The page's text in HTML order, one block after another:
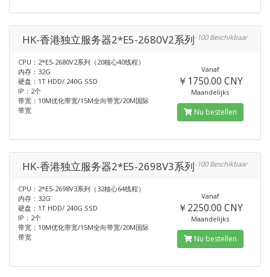
HK-香港独立服务器2*E5-2680V2系列-100 Beschikbaar
CPU：2*E5-2680V2系列（20核心40线程）
内存：32G
硬盘：1T HDD/ 240G SSD
IP：2个
带宽：10M优化带宽/15M全向带宽/20M国际
带宽
Vanaf
￥1750.00 CNY
Maandelijks
Nu bestellen
HK-香港独立服务器2*E5-2698V3系列-100 Beschikbaar
CPU：2*E5-2698V3系列（32核心64线程）
内存：32G
硬盘：1T HDD/ 240G SSD
IP：2个
带宽：10M优化带宽/15M全向带宽/20M国际
带宽
Vanaf
￥2250.00 CNY
Maandelijks
Nu bestellen